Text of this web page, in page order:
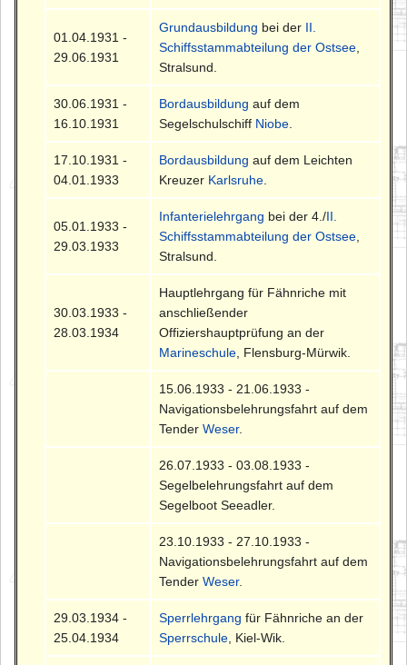
01.04.1931 -
29.06.1931
Grundausbildung bei der II.
Schiffsstammabteilung der Ostsee
Stralsund.
30.06.1931 -
16.10.1931
Bordausbildung auf dem
Segelschulschiff Niobe
17.10.1931 -
04.01.1933
Bordausbildung auf dem Leichten
Kreuzer Karlsruhe
05.01.1933 -
29.03.1933
Infanterielehrgang bei der 4./II.
Schiffsstammabteilung der Ostsee
Stralsund.
30.03.1933 -
28.03.1934
Hauptlehrgang für Fähnriche mit
anschließender
Offiziershauptprüfung an der
Marineschule , Flensburg-Mürwik.
15.06.1933 - 21.06.1933 -
Navigationsbelehrungsfahrt auf dem
TenderWeser.
26.07.1933 - 03.08.1933 -
Segelbelehrungsfahrt auf dem
Segelboot Seeadler.
23.10.1933 - 27.10.1933 -
Navigationsbelehrungsfahrt auf dem
TenderWeser.
29.03.1934 -
25.04.1934
Sperrlehrgang für Fähnriche an der
Sperrschule , Kiel-Wik.